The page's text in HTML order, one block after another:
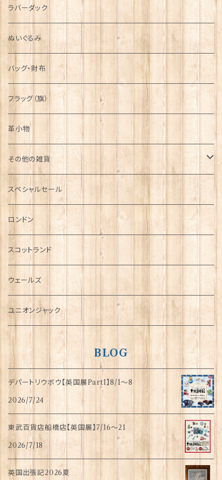
ラバーダック
ぬいぐるみ
バッグ・財布
フラッグ（旗）
革小物
その他の雑貨
ミニカー
チャーム
犬グッズ
傘
指貫(シンブル)
スペシャルセール
ロンドン
スコットランド
ウェールズ
ユニオンジャック
BLOG
デパートリウボウ【英国展Part1】8/1〜8
2026/7/24
東武百貨店船橋店【英国展】7/16～21
2026/7/18
英国出張記2026夏